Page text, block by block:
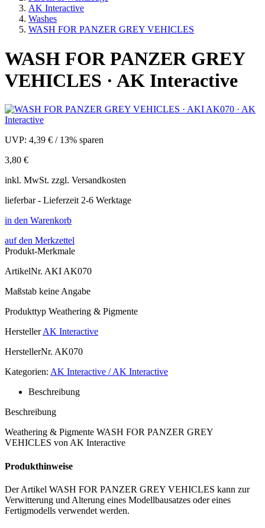
AK Interactive
Washes
WASH FOR PANZER GREY VEHICLES
WASH FOR PANZER GREY
VEHICLES · AK Interactive
UVP: 4,39 € / 13% sparen
3,80 €
inkl. MwSt. zzgl. Versandkosten
lieferbar - Lieferzeit 2-6 Werktage
in den Warenkorb
auf den Merkzettel
Produkt-Merkmale
ArtikelNr. AKI AK070
Maßstab keine Angabe
Produkttyp Weathering & Pigmente
Hersteller AK Interactive
HerstellerNr. AK070
Kategorien: AK Interactive / AK Interactive
Beschreibung
Beschreibung
Weathering & Pigmente WASH FOR PANZER GREY
VEHICLES von AK Interactive
Produkthinweise
Der Artikel WASH FOR PANZER GREY VEHICLES kann zur
Verwitterung und Alterung eines Modellbausatzes oder eines
Fertigmodells verwendet werden.